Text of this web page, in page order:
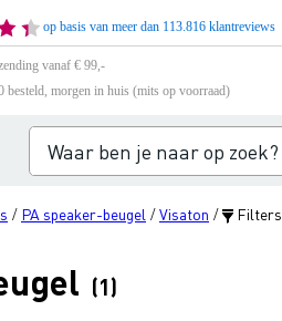
op basis van meer dan 113.816 klantreviews
vanaf € 99,-
besteld, morgen in huis (mits op voorraad)
/ PA speaker-beugel /Visaton / Filters
(1)